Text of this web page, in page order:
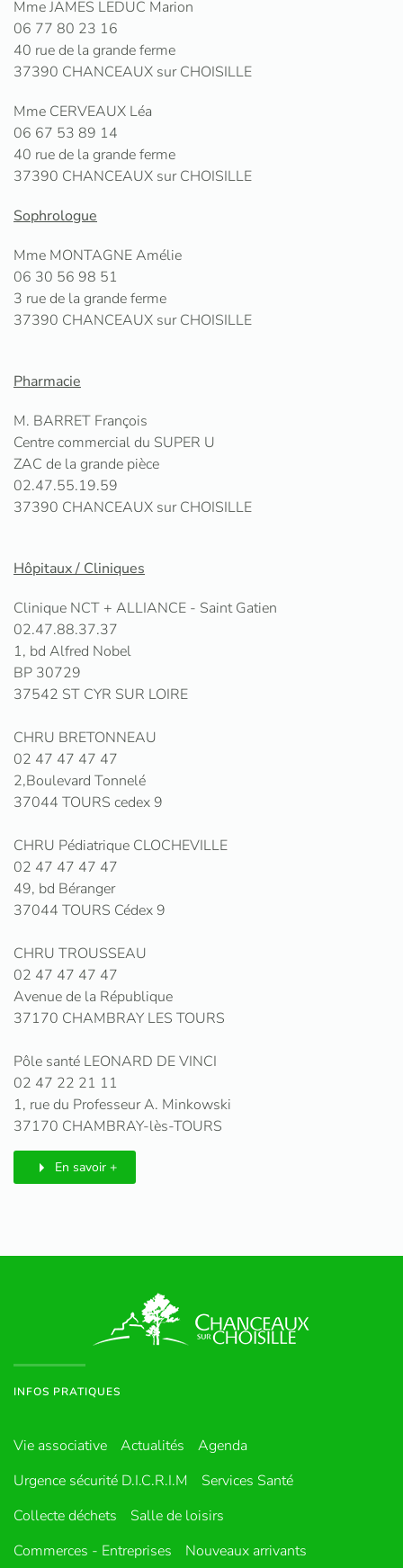
Mme JAMES LEDUC Marion
06 77 80 23 16
40 rue de la grande ferme
37390 CHANCEAUX sur CHOISILLE
Mme CERVEAUX Léa
06 67 53 89 14
40 rue de la grande ferme
37390 CHANCEAUX sur CHOISILLE
Sophrologue
Mme MONTAGNE Amélie
06 30 56 98 51
3 rue de la grande ferme
37390 CHANCEAUX sur CHOISILLE
Pharmacie
M. BARRET François
Centre commercial du SUPER U
ZAC de la grande pièce
02.47.55.19.59
37390 CHANCEAUX sur CHOISILLE
Hôpitaux / Cliniques
Clinique NCT + ALLIANCE - Saint Gatien
02.47.88.37.37
1, bd Alfred Nobel
BP 30729
37542 ST CYR SUR LOIRE
CHRU BRETONNEAU
02 47 47 47 47
2,Boulevard Tonnelé
37044 TOURS cedex 9
CHRU Pédiatrique CLOCHEVILLE
02 47 47 47 47
49, bd Béranger
37044 TOURS Cédex 9
CHRU TROUSSEAU
02 47 47 47 47
Avenue de la République
37170 CHAMBRAY LES TOURS
Pôle santé LEONARD DE VINCI
02 47 22 21 11
1, rue du Professeur A. Minkowski
37170 CHAMBRAY-lès-TOURS
En savoir +
INFOS PRATIQUES
Vie associative Actualités
Agenda
Urgence sécurité D.I.C.R.I.M
Services Santé
Collecte déchets
Salle de loisirs
Commerces - Entreprises
Nouveaux arrivants